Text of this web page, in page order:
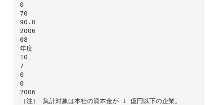
0
70
90.0
2006
08
年度
10
7
0
0
2006
（注） 集計対象は本社の資本金が 1 億円以下の企業。